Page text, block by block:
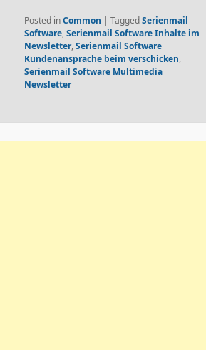
Posted inCommon |TaggedSerienmail
Software,Serienmail Software Inhalte im
Newsletter,Serienmail Software
Kundenansprache beim verschicken,
Serienmail Software Multimedia
Newsletter